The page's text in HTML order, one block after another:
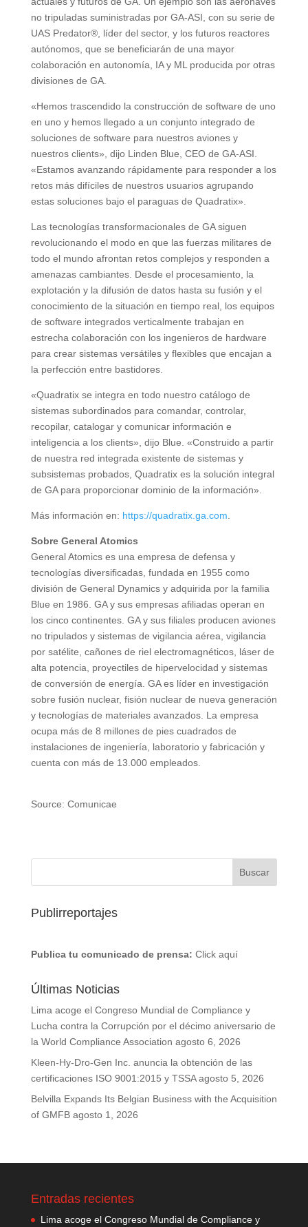
no tripuladas suministradas por GA-ASI, con su serie de
UAS Predator®, líder del sector, y los futuros reactores
autónomos, que se beneficiarán de una mayor
colaboración en autonomía, IA y ML producida por otras
divisiones de GA.
«Hemos trascendido la construcción de software de uno
en uno y hemos llegado a un conjunto integrado de
soluciones de software para nuestros aviones y
nuestros clients», dijo Linden Blue, CEO de GA-ASI.
«Estamos avanzando rápidamente para responder a los
retos más difíciles de nuestros usuarios agrupando
estas soluciones bajo el paraguas de Quadratix».
Las tecnologías transformacionales de GA siguen
revolucionando el modo en que las fuerzas militares de
todo el mundo afrontan retos complejos y responden a
amenazas cambiantes. Desde el procesamiento, la
explotación y la difusión de datos hasta su fusión y el
conocimiento de la situación en tiempo real, los equipos
de software integrados verticalmente trabajan en
estrecha colaboración con los ingenieros de hardware
para crear sistemas versátiles y flexibles que encajan a
la perfección entre bastidores.
«Quadratix se integra en todo nuestro catálogo de
sistemas subordinados para comandar, controlar,
recopilar, catalogar y comunicar información e
inteligencia a los clients», dijo Blue. «Construido a partir
de nuestra red integrada existente de sistemas y
subsistemas probados, Quadratix es la solución integral
de GA para proporcionar dominio de la información».
Más información en: https://quadratix.ga.com
Sobre General Atomics
General Atomics es una empresa de defensa y
tecnologías diversificadas, fundada en 1955 como
división de General Dynamics y adquirida por la familia
Blue en 1986. GA y sus empresas afiliadas operan en
los cinco continentes. GA y sus filiales producen aviones
no tripulados y sistemas de vigilancia aérea, vigilancia
por satélite, cañones de riel electromagnéticos, láser de
alta potencia, proyectiles de hipervelocidad y sistemas
de conversión de energía. GA es líder en investigación
sobre fusión nuclear, fisión nuclear de nueva generación
y tecnologías de materiales avanzados. La empresa
ocupa más de 8 millones de pies cuadrados de
instalaciones de ingeniería, laboratorio y fabricación y
cuenta con más de 13.000 empleados.
Source: Comunicae
Publirreportajes
Publica tu comunicado de prensa: Click aquí
Últimas Noticias
Lima acoge el Congreso Mundial de Compliance y
Lucha contra la Corrupción por el décimo aniversario de
la World Compliance Association agosto 6, 2026
Kleen-Hy-Dro-Gen Inc. anuncia la obtención de las
certificaciones ISO 9001:2015 y TSSA agosto 5, 2026
Belvilla Expands Its Belgian Business with the Acquisition
of GMFB agosto 1, 2026
Entradas recientes
Lima acoge el Congreso Mundial de Compliance y